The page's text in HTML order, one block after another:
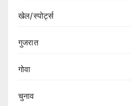
खेल/स्पोर्ट्स
गुजरात
गोवा
चुनाव